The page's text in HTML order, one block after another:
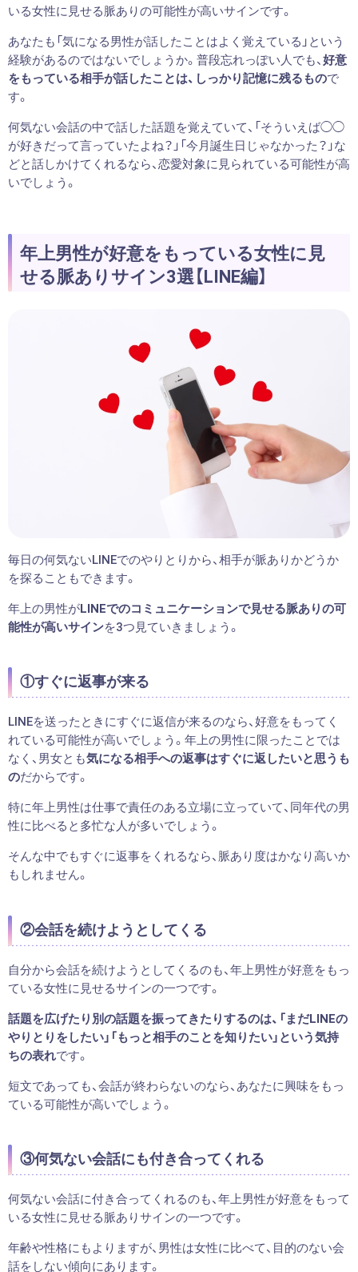
いる女性に見せる脈ありの可能性が高いサインです。
あなたも「気になる男性が話したことはよく覚えている」という
経験があるのではないでしょうか。普段忘れっぽい人でも、好意
をもっている相手が話したことは、しっかり記憶に残るもので
す。
何気ない会話の中で話した話題を覚えていて、「そういえば◯◯
が好きだって言っていたよね？」「今月誕生日じゃなかった？」な
どと話しかけてくれるなら、恋愛対象に見られている可能性が高
いでしょう。
年上男性が好意をもっている女性に見
せる脈ありサイン3選【LINE編】
毎日の何気ないLINEでのやりとりから、相手が脈ありかどうか
を探ることもできます。
年上の男性がLINEでのコミュニケーションで見せる脈ありの可
能性が高いサインを3つ見ていきましょう。
①すぐに返事が来る
LINEを送ったときにすぐに返信が来るのなら、好意をもってく
れている可能性が高いでしょう。年上の男性に限ったことでは
なく、男女とも気になる相手への返事はすぐに返したいと思うも
のだからです。
特に年上男性は仕事で責任のある立場に立っていて、同年代の男
性に比べると多忙な人が多いでしょう。
そんな中でもすぐに返事をくれるなら、脈あり度はかなり高いか
もしれません。
②会話を続けようとしてくる
自分から会話を続けようとしてくるのも、年上男性が好意をもっ
ている女性に見せるサインの一つです。
話題を広げたり別の話題を振ってきたりするのは、「まだLINEの
やりとりをしたい」「もっと相手のことを知りたい」という気持
ちの表れです。
短文であっても、会話が終わらないのなら、あなたに興味をもっ
ている可能性が高いでしょう。
③何気ない会話にも付き合ってくれる
何気ない会話に付き合ってくれるのも、年上男性が好意をもって
いる女性に見せる脈ありサインの一つです。
年齢や性格にもよりますが、男性は女性に比べて、目的のない会
話をしない傾向にあります。